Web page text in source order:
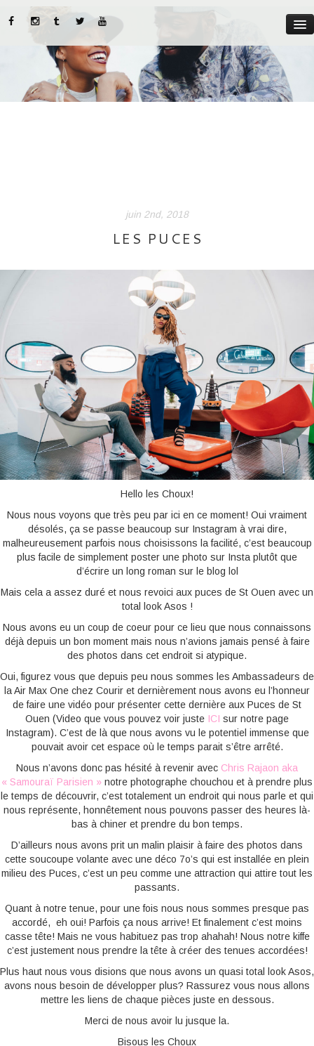
MYST
ABOUT US
PARUTIONS
BONNES ADRESSES
CONTACTS
juin 2nd, 2018
LES PUCES
Hello les Choux!
Nous nous voyons que très peu par ici en ce moment! Oui vraiment
désolés, ça se passe beaucoup sur Instagram à vrai dire,
malheureusement parfois nous choisissons la facilité, c’est beaucoup
plus facile de simplement poster une photo sur Insta plutôt que
d’écrire un long roman sur le blog lol
Mais cela a assez duré et nous revoici aux puces de St Ouen avec un
total look Asos !
Nous avons eu un coup de coeur pour ce lieu que nous connaissons
déjà depuis un bon moment mais nous n’avions jamais pensé à faire
des photos dans cet endroit si atypique.
Oui, figurez vous que depuis peu nous sommes les Ambassadeurs de
la Air Max One chez Courir et dernièrement nous avons eu l’honneur
de faire une vidéo pour présenter cette dernière aux Puces de St
Ouen (Video que vous pouvez voir juste ICI sur notre page
Instagram). C’est de là que nous avons vu le potentiel immense que
pouvait avoir cet espace où le temps parait s’être arrêté.
Nous n’avons donc pas hésité à revenir avec Chris Rajaon aka
« Samouraï Parisien » notre photographe chouchou et à prendre plus
le temps de découvrir, c’est totalement un endroit qui nous parle et qui
nous représente, honnêtement nous pouvons passer des heures là-
bas à chiner et prendre du bon temps.
D’ailleurs nous avons prit un malin plaisir à faire des photos dans
cette soucoupe volante avec une déco 7o’s qui est installée en plein
milieu des Puces, c’est un peu comme une attraction qui attire tout les
passants.
Quant à notre tenue, pour une fois nous nous sommes presque pas
accordé, eh oui! Parfois ça nous arrive! Et finalement c’est moins
casse tête! Mais ne vous habituez pas trop ahahah! Nous notre kiffe
c’est justement nous prendre la tête à créer des tenues accordées!
Plus haut nous vous disions que nous avons un quasi total look Asos,
avons nous besoin de développer plus? Rassurez vous nous allons
mettre les liens de chaque pièces juste en dessous.
Merci de nous avoir lu jusque la.
Bisous les Choux